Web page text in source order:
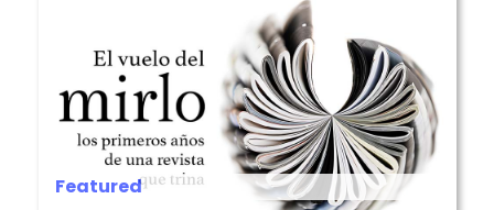
Featured